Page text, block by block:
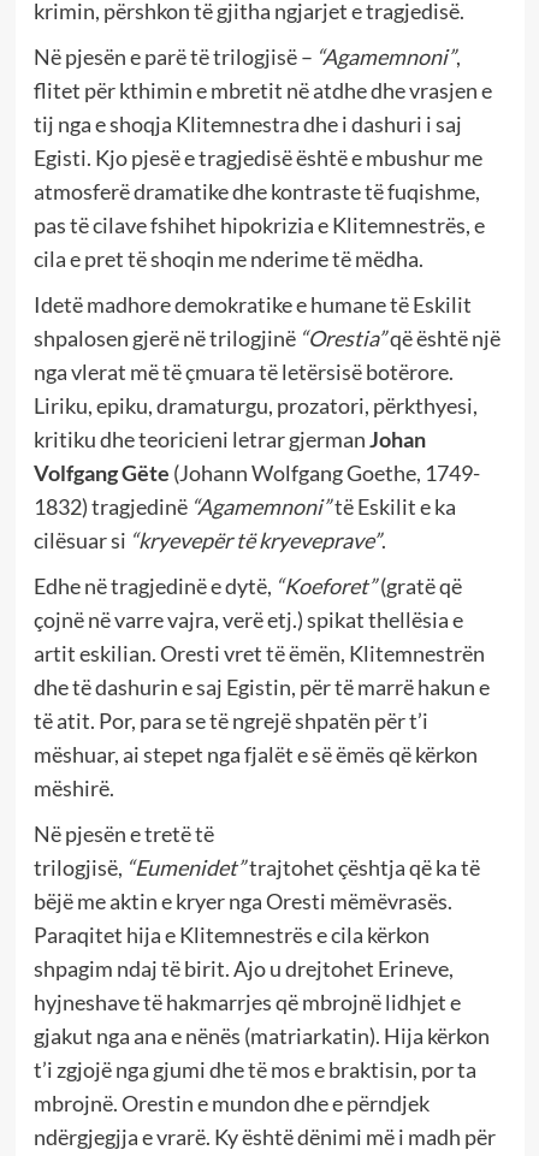
krimin, përshkon të gjitha ngjarjet e tragjedisë.
Në pjesën e parë të trilogjisë – “Agamemnoni”,
flitet për kthimin e mbretit në atdhe dhe vrasjen e
tij nga e shoqja Klitemnestra dhe i dashuri i saj
Egisti. Kjo pjesë e tragjedisë është e mbushur me
atmosferë dramatike dhe kontraste të fuqishme,
pas të cilave fshihet hipokrizia e Klitemnestrës, e
cila e pret të shoqin me nderime të mëdha.
Idetë madhore demokratike e humane të Eskilit
shpalosen gjerë në trilogjinë “Orestia”që është një
nga vlerat më të çmuara të letërsisë botërore.
Liriku, epiku, dramaturgu, prozatori, përkthyesi,
kritiku dhe teoricieni letrar gjermanJohan
Volfgang Gëte (Johann Wolfgang Goethe, 1749-
1832) tragjedinë “Agamemnoni”të Eskilit e ka
cilësuar si “kryevepër të kryeveprave”.
Edhe në tragjedinë e dytë, “Koeforet” (gratë që
çojnë në varre vajra, verë etj.) spikat thellësia e
artit eskilian. Oresti vret të ëmën, Klitemnestrën
dhe të dashurin e saj Egistin, për të marrë hakun e
të atit. Por, para se të ngrejë shpatën për t’i
mëshuar, ai stepet nga fjalët e së ëmës që kërkon
mëshirë.
Në pjesën e tretë të
trilogjisë, “Eumenidet”trajtohet çështja që ka të
bëjë me aktin e kryer nga Oresti mëmëvrasës.
Paraqitet hija e Klitemnestrës e cila kërkon
shpagim ndaj të birit. Ajo u drejtohet Erineve,
hyjneshave të hakmarrjes që mbrojnë lidhjet e
gjakut nga ana e nënës (matriarkatin). Hija kërkon
t’i zgjojë nga gjumi dhe të mos e braktisin, por ta
mbrojnë. Orestin e mundon dhe e përndjek
ndërgjegjja e vrarë. Ky është dënimi më i madh për